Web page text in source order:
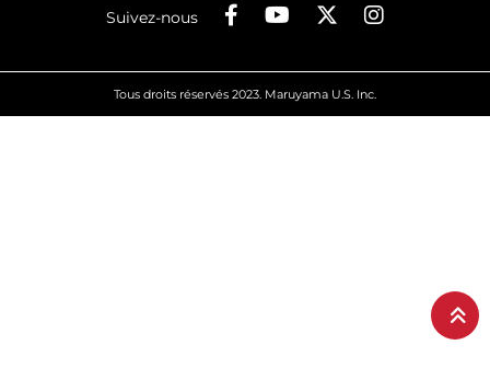
Suivez-nous
Tous droits réservés 2023. Maruyama U.S. Inc.